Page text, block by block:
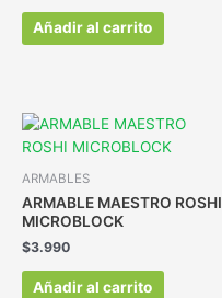
Añadir al carrito
ARMABLES
ARMABLE MAESTRO ROSHI
MICROBLOCK
$3.990
Añadir al carrito